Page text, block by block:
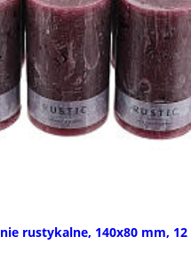
rustykalne, 140x80 mm, 12